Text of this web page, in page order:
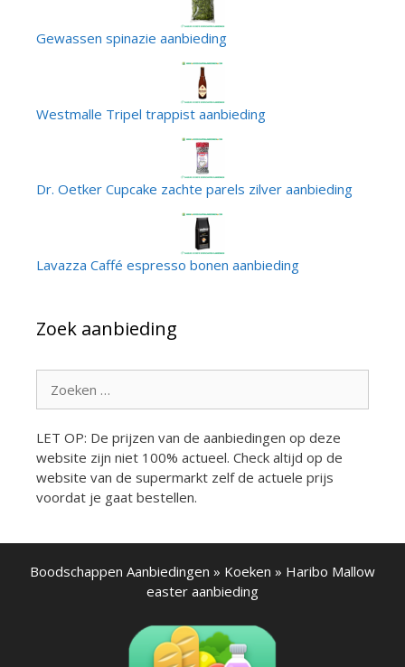
Gewassen spinazie aanbieding
Westmalle Tripel trappist aanbieding
Dr. Oetker Cupcake zachte parels zilver aanbieding
Lavazza Caffé espresso bonen aanbieding
Zoek aanbieding
naar:
LET OP: De prijzen van de aanbiedingen op deze
website zijn niet 100% actueel. Check altijd op de
website van de supermarkt zelf de actuele prijs
voordat je gaat bestellen.
Boodschappen Aanbiedingen » Koeken » Haribo Mallow
easter aanbieding